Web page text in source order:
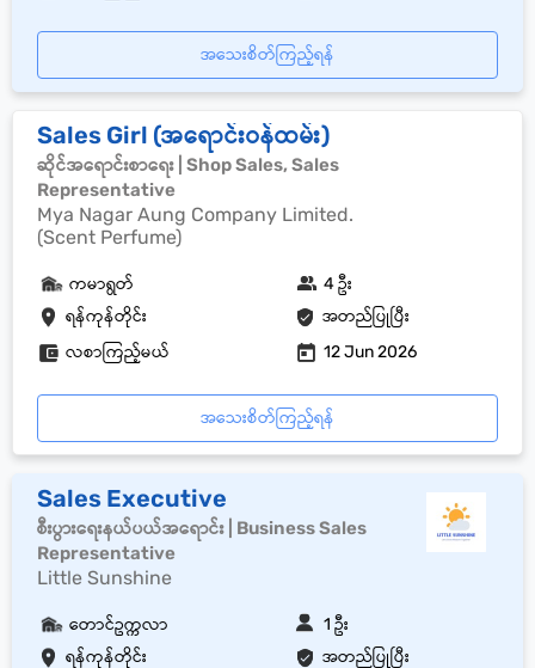
အသေးစိတ်ကြည့်ရန်
Sales Girl (အရောင်းဝန်ထမ်း)
ဆိုင်အရောင်းစာရေး | Shop Sales, Sales
Representative
Mya Nagar Aung Company Limited.
(Scent Perfume)
ရန်ကုန်တိုင်း အတည်ပြုပြီး
ကမာရွတ် 4 ဦး
လစာကြည့်မယ် 12 Jun 2026
အသေးစိတ်ကြည့်ရန်
Sales Executive
စီးပွားရေးနယ်ပယ်အရောင်း | Business Sales
Representative
Little Sunshine
ရန်ကုန်တိုင်း အတည်ပြုပြီး
တောင်ဥက္ကလာ 1 ဦး